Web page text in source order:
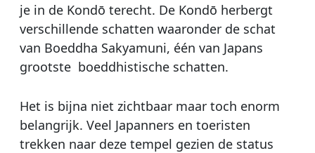
je in de Kondō terecht. De Kondō herbergt
verschillende schatten waaronder de schat
van Boeddha Sakyamuni, één van Japans
grootste boeddhistische schatten.
Het is bijna niet zichtbaar maar toch enorm
belangrijk. Veel Japanners en toeristen
trekken naar deze tempel gezien de status